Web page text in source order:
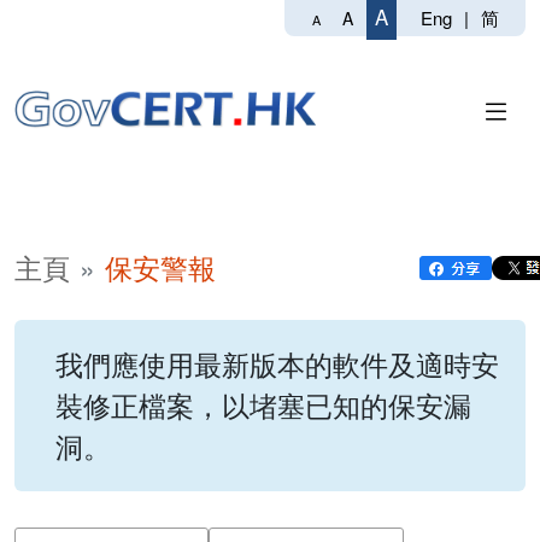
A A A Eng | 简
主頁 保安警報
我們應使用最新版本的軟件及適時安
裝修正檔案，以堵塞已知的保安漏
洞。